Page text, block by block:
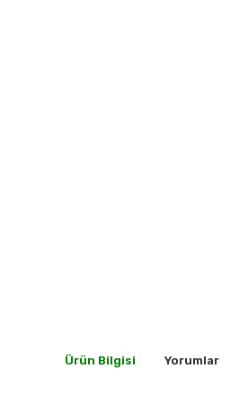
Ürün Bilgisi Yorumlar